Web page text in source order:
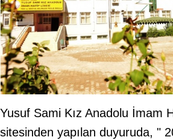
Yusuf Sami Kız Anadolu İmam
sitesinden yapılan duyuruda, "